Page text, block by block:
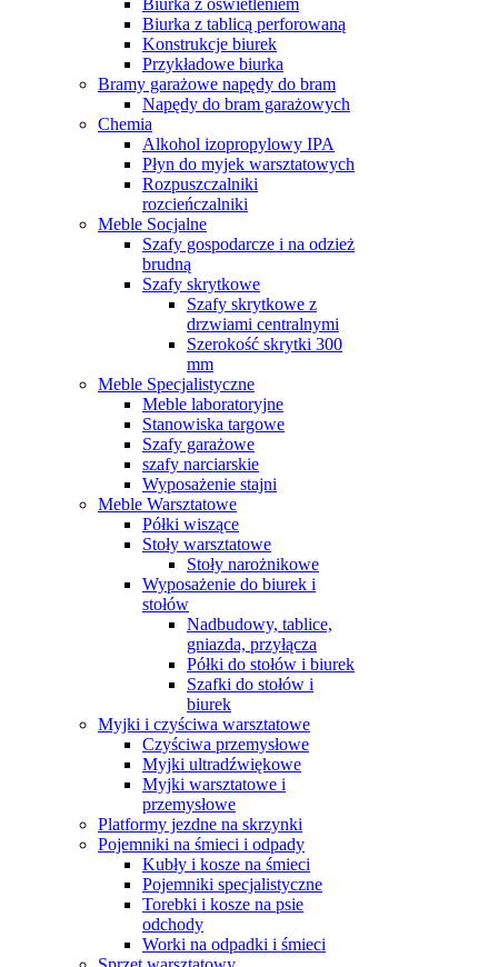
Biurka z tablicą perforowaną
Konstrukcje biurek
Przykładowe biurka
Bramy garażowe napędy do bram
Napędy do bram garażowych
Chemia
Alkohol izopropylowy IPA
Płyn do myjek warsztatowych
Rozpuszczalniki
rozcieńczalniki
Meble Socjalne
Szafy gospodarcze i na odzież
brudną
Szafy skrytkowe
Szafy skrytkowe z
drzwiami centralnymi
Szerokość skrytki 300
mm
Meble Specjalistyczne
Meble laboratoryjne
Stanowiska targowe
Szafy garażowe
szafy narciarskie
Wyposażenie stajni
Meble Warsztatowe
Półki wiszące
Stoły warsztatowe
Stoły narożnikowe
Wyposażenie do biurek i
stołów
Nadbudowy, tablice,
gniazda, przyłącza
Półki do stołów i biurek
Szafki do stołów i
biurek
Myjki i czyściwa warsztatowe
Czyściwa przemysłowe
Myjki ultradźwiękowe
Myjki warsztatowe i
przemysłowe
Platformy jezdne na skrzynki
Pojemniki na śmieci i odpady
Kubły i kosze na śmieci
Pojemniki specjalistyczne
Torebki i kosze na psie
odchody
Worki na odpadki i śmieci